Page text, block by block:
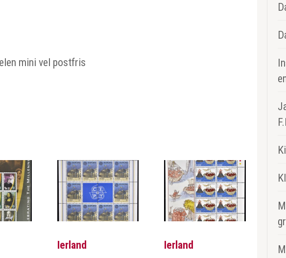
mini vel postfris
Ierland
Ierland